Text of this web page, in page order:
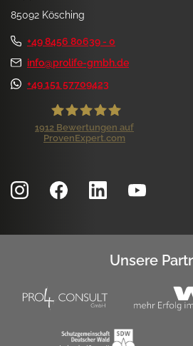
85092 Kösching
+49 8456 80639 - 0
info@prolife-gmbh.de
+49 151 57709423
1912 Bewertungen auf
ProvenExpert.com
Unsere
740
Bewertungen
anderen
Blick